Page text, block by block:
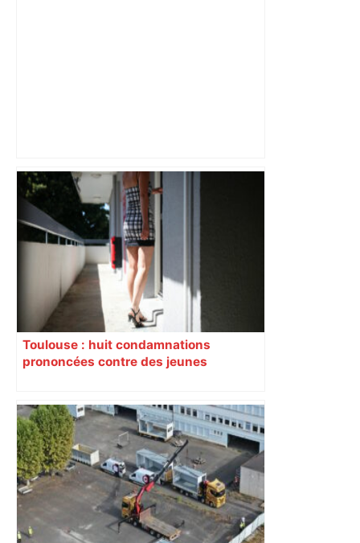
Près de Toulouse : dans cette zone
économique, un axe majeur va être
fermé en fin de soirée, voici les
déviations – Actu.fr
Toulouse : huit condamnations
prononcées contre des jeunes